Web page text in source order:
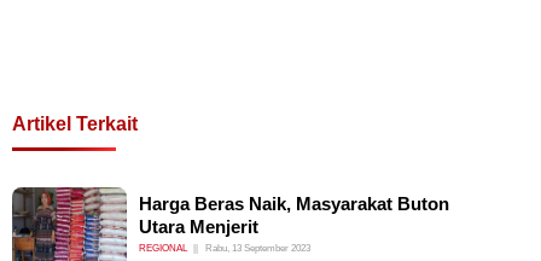
Artikel Terkait
Harga Beras Naik, Masyarakat Buton
Utara Menjerit
REGIONAL Rabu, 13 September 2023